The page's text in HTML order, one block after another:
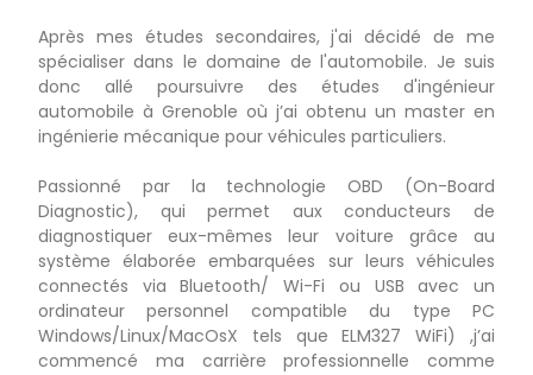
Après mes études secondaires, j'ai décidé de me
spécialiser dans le domaine de l'automobile. Je suis
donc allé poursuivre des études d'ingénieur
automobile à Grenoble où j’ai obtenu un master en
ingénierie mécanique pour véhicules particuliers.
Passionné par la technologie OBD (On-Board
Diagnostic), qui permet aux conducteurs de
diagnostiquer eux-mêmes leur voiture grâce au
système élaborée embarquées sur leurs véhicules
connectés via Bluetooth/ Wi-Fi ou USB avec un
ordinateur personnel compatible du type PC
Windows/Linux/MacOsX tels que ELM327 WiFi) ,j’ai
commencé ma carrière professionnelle comme